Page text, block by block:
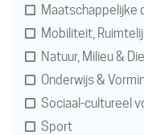
Maatschappelijke
Mobiliteit,
Natuur, Milieu &
Onderwijs &
Sociaal-cultureel
Sport